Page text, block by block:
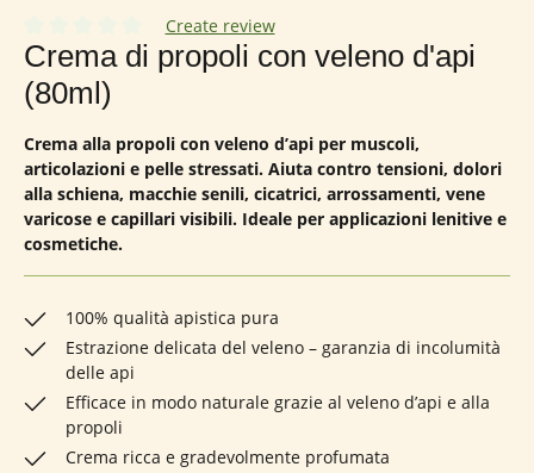
Valutazione media di 0 su 5 stelle
Create review
Crema di propoli con veleno d'api
(80ml)
Crema alla propoli con veleno d’api per muscoli,
articolazioni e pelle stressati. Aiuta contro tensioni, dolori
alla schiena, macchie senili, cicatrici, arrossamenti, vene
varicose e capillari visibili. Ideale per applicazioni lenitive e
cosmetiche.
100% qualità apistica pura
Estrazione delicata del veleno – garanzia di incolumità
delle api
Efficace in modo naturale grazie al veleno d’api e alla
propoli
Crema ricca e gradevolmente profumata